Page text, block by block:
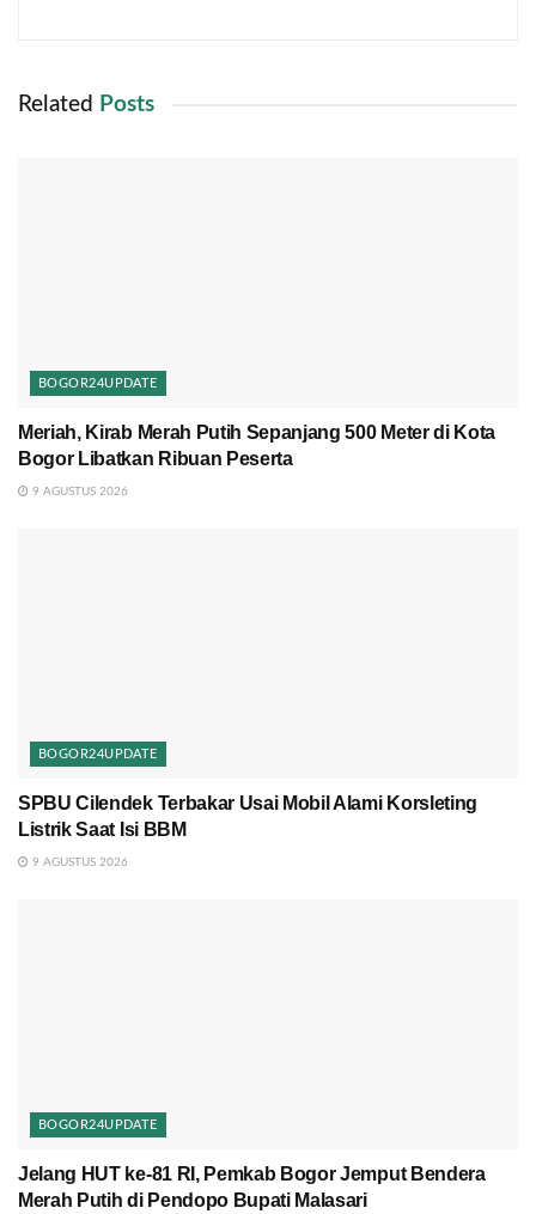
Related Posts
BOGOR24UPDATE
Meriah, Kirab Merah Putih Sepanjang 500 Meter di Kota
Bogor Libatkan Ribuan Peserta
9 AGUSTUS 2026
BOGOR24UPDATE
SPBU Cilendek Terbakar Usai Mobil Alami Korsleting
Listrik Saat Isi BBM
9 AGUSTUS 2026
BOGOR24UPDATE
Jelang HUT ke-81 RI, Pemkab Bogor Jemput Bendera
Merah Putih di Pendopo Bupati Malasari